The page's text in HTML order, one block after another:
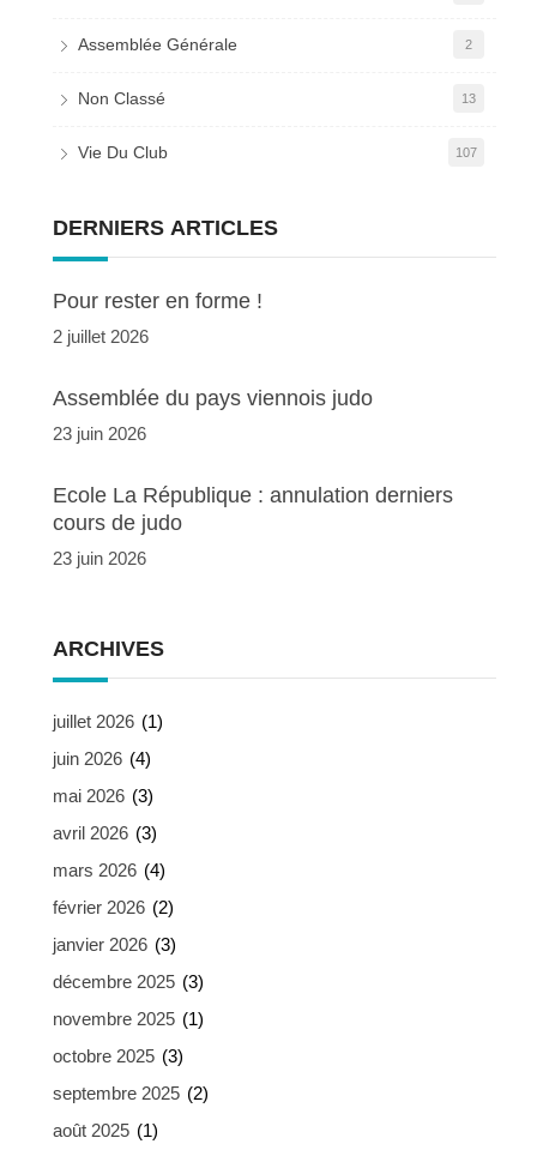
Assemblée Générale 2
Non Classé 13
Vie Du Club 107
DERNIERS ARTICLES
Pour rester en forme !
2 juillet 2026
Assemblée du pays viennois judo
23 juin 2026
Ecole La République : annulation derniers
cours de judo
23 juin 2026
ARCHIVES
juillet 2026 (1)
juin 2026 (4)
mai 2026 (3)
avril 2026 (3)
mars 2026 (4)
février 2026 (2)
janvier 2026 (3)
décembre 2025 (3)
novembre 2025 (1)
octobre 2025 (3)
septembre 2025 (2)
août 2025 (1)